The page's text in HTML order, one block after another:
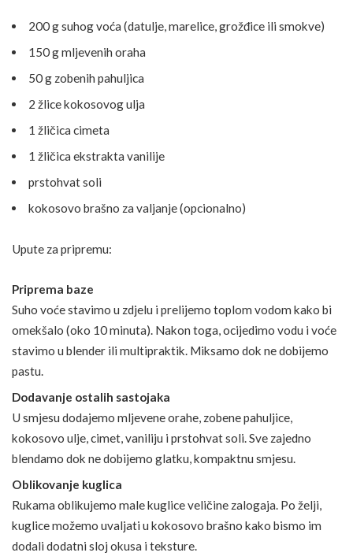
200 g suhog voća (datulje, marelice, grožđice ili smokve)
150 g mljevenih oraha
50 g zobenih pahuljica
2 žlice kokosovog ulja
1 žličica cimeta
1 žličica ekstrakta vanilije
prstohvat soli
kokosovo brašno za valjanje (opcionalno)
Upute za pripremu:
Priprema baze
Suho voće stavimo u zdjelu i prelijemo toplom vodom kako bi
omekšalo (oko 10 minuta). Nakon toga, ocijedimo vodu i voće
stavimo u blender ili multipraktik. Miksamo dok ne dobijemo
pastu.
Dodavanje ostalih sastojaka
U smjesu dodajemo mljevene orahe, zobene pahuljice,
kokosovo ulje, cimet, vaniliju i prstohvat soli. Sve zajedno
blendamo dok ne dobijemo glatku, kompaktnu smjesu.
Oblikovanje kuglica
Rukama oblikujemo male kuglice veličine zalogaja. Po želji,
kuglice možemo uvaljati u kokosovo brašno kako bismo im
dodali dodatni sloj okusa i teksture.